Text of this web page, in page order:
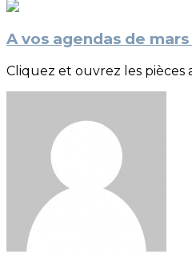
A vos agendas de
Cliquez et ouvrez les pièces